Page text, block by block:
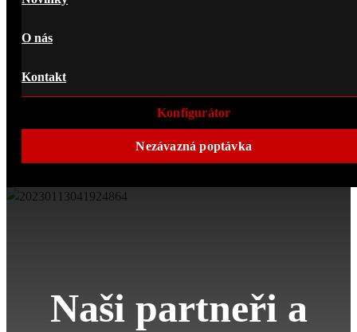
O nás
Kontakt
Konfigurátor
Nezávazná poptávka
Naši partneři a